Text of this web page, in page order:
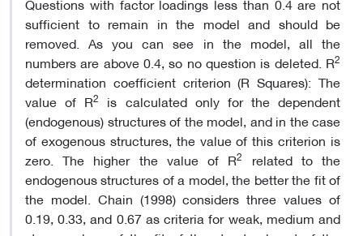
sufficient to remain in the model and should be
removed. As you can see in the model, all the
numbers are above 0.4, so no question is deleted. R2
determination coefficient criterion (R Squares): The
value of R2 is calculated only for the dependent
(endogenous) structures of the model, and in the case
of exogenous structures, the value of this criterion is
zero. The higher the value of R2
related to the
endogenous structures of a model, the better the fit of
the model. Chain (1998) considers three values ​​of
0.19, 0.33, and 0.67 as criteria for weak, medium and